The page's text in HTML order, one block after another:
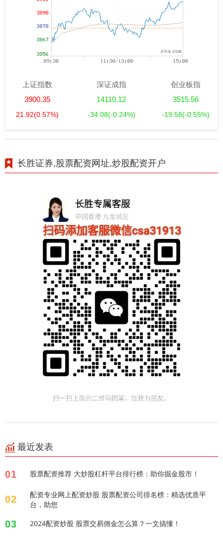
上证指数
3900.35
21.92(0.57%)
深证成指
14110.12
-34.08(-0.24%)
创业板指
3515.56
-19.58(-0.55%)
长胜证券,股票配资网址,炒股配资开户
最近发表
01 股票配资推荐 大炒股杠杆平台排行榜：助你掘金股市！
02
配资专业网上配资炒股 股票配资公司排名榜：精选优质平
台，助您
03 2024配资炒股 股票交易佣金怎么算？一文搞懂！